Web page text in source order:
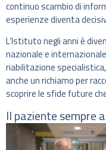
continuo scambio di
esperienze diventa
L’Istituto negli anni è
nazionale e
riabilitazione
anche un richiamo per
scoprire le sfide future
Il paziente sempre